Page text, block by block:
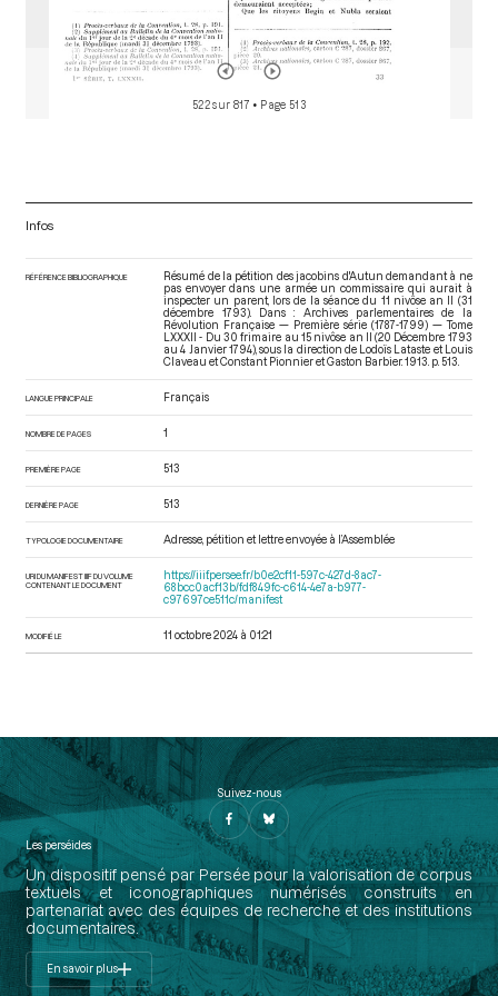
522 sur 817 • Page 513
Infos
RÉFÉRENCE BIBLIOGRAPHIQUE
Résumé de la pétition des jacobins d'Autun demandant à ne
pas envoyer dans une armée un commissaire qui aurait à
inspecter un parent, lors de la séance du 11 nivôse an II (31
décembre 1793). Dans : Archives parlementaires de la
Révolution Française — Première série (1787-1799) — Tome
LXXXII - Du 30 frimaire au 15 nivôse an II (20 Décembre 1793
au 4 Janvier 1794), sous la direction de Lodoïs Lataste et Louis
Claveau et Constant Pionnier et Gaston Barbier. 1913. p. 513.
LANGUE PRINCIPALE Français
NOMBRE DE PAGES 1
PREMIÈRE PAGE 513
DERNIÈRE PAGE 513
TYPOLOGIE DOCUMENTAIRE Adresse, pétition et lettre envoyée à l’Assemblée
URI DU MANIFEST IIIF DU VOLUME
CONTENANT LE DOCUMENT
https://iiif.persee.fr/b0e2cf11-597c-427d-8ac7-
68bcc0acf13b/fdf849fc-c614-4e7a-b977-
c97697ce511c/manifest
MODIFIÉ LE 11 octobre 2024 à 01:21
Suivez-nous
Les perséides
Un dispositif pensé par Persée pour la valorisation de corpus
textuels et iconographiques numérisés construits en
partenariat avec des équipes de recherche et des institutions
documentaires.
En savoir plus